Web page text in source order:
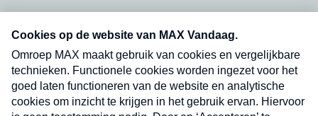
nieuwsbrief. Elke vrijdag- en dinsdagochtend in
uw mailbox.
Verzend